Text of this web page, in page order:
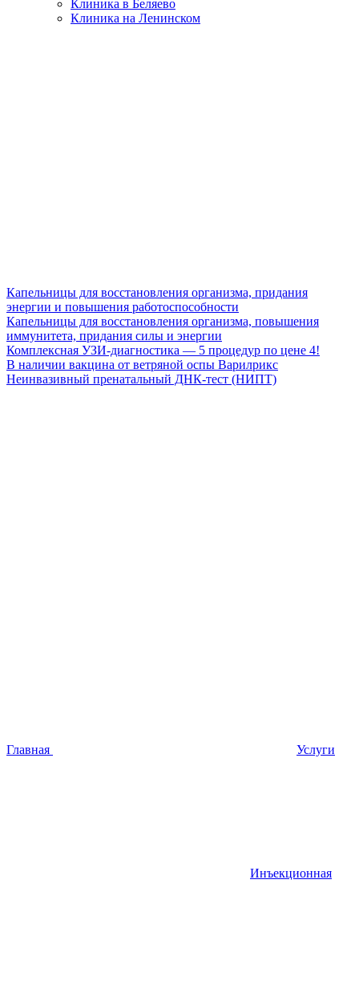
Клиника в Беляево
Клиника на Ленинском
Капельницы для восстановления организма, придания
энергии и повышения работоспособности
Капельницы для восстановления организма, повышения
иммунитета, придания силы и энергии
Комплексная УЗИ-диагностика — 5 процедур по цене 4!
В наличии вакцина от ветряной оспы Варилрикс
Неинвазивный пренатальный ДНК-тест (НИПТ)
Главная Услуги
Инъекционная